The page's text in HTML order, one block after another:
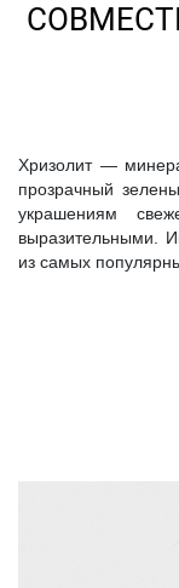
Хризолит —
прозрачный
украшениям
выразительными.
из самых